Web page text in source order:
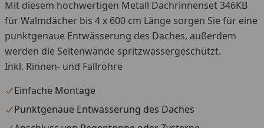
Mit diesem hochwertigen Metall Dachrinnenset 346KB
für Walmdächer bis 4 x 600 cm Länge sorgen Sie für eine
punktgenaue Entwässerung des Daches, außerdem
werden die Seitenwände spritzwassergeschützt.
Inkl. Rinnen- und Fallrohre
Einfache Montage
Punktgenaue Entwässerung des Daches